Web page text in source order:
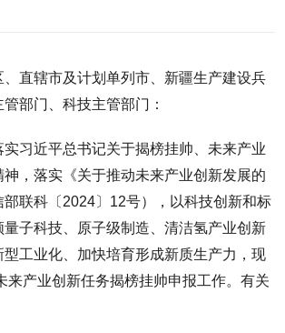
、直辖市及计划单列市、新疆生产建设兵
部门、科技主管部门：
实习近平总书记关于揭榜挂帅、未来产业
，落实《关于推动未来产业创新发展的
部联科〔2024〕12号），以科技创新和标
子科技、原子级制造、清洁氢产业创新
型工业化、加快培育形成新质生产力，现
来产业创新任务揭榜挂帅申报工作。有关